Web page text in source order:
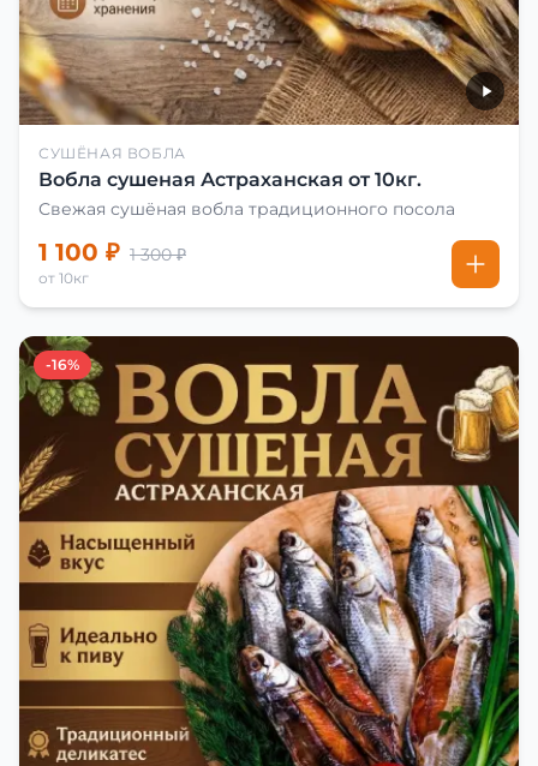
СУШЁНАЯ ВОБЛА
Вобла сушеная Астраханская от 10кг.
Свежая сушёная вобла традиционного посола
1 100 ₽ 1 300 ₽
от 10кг
-16%